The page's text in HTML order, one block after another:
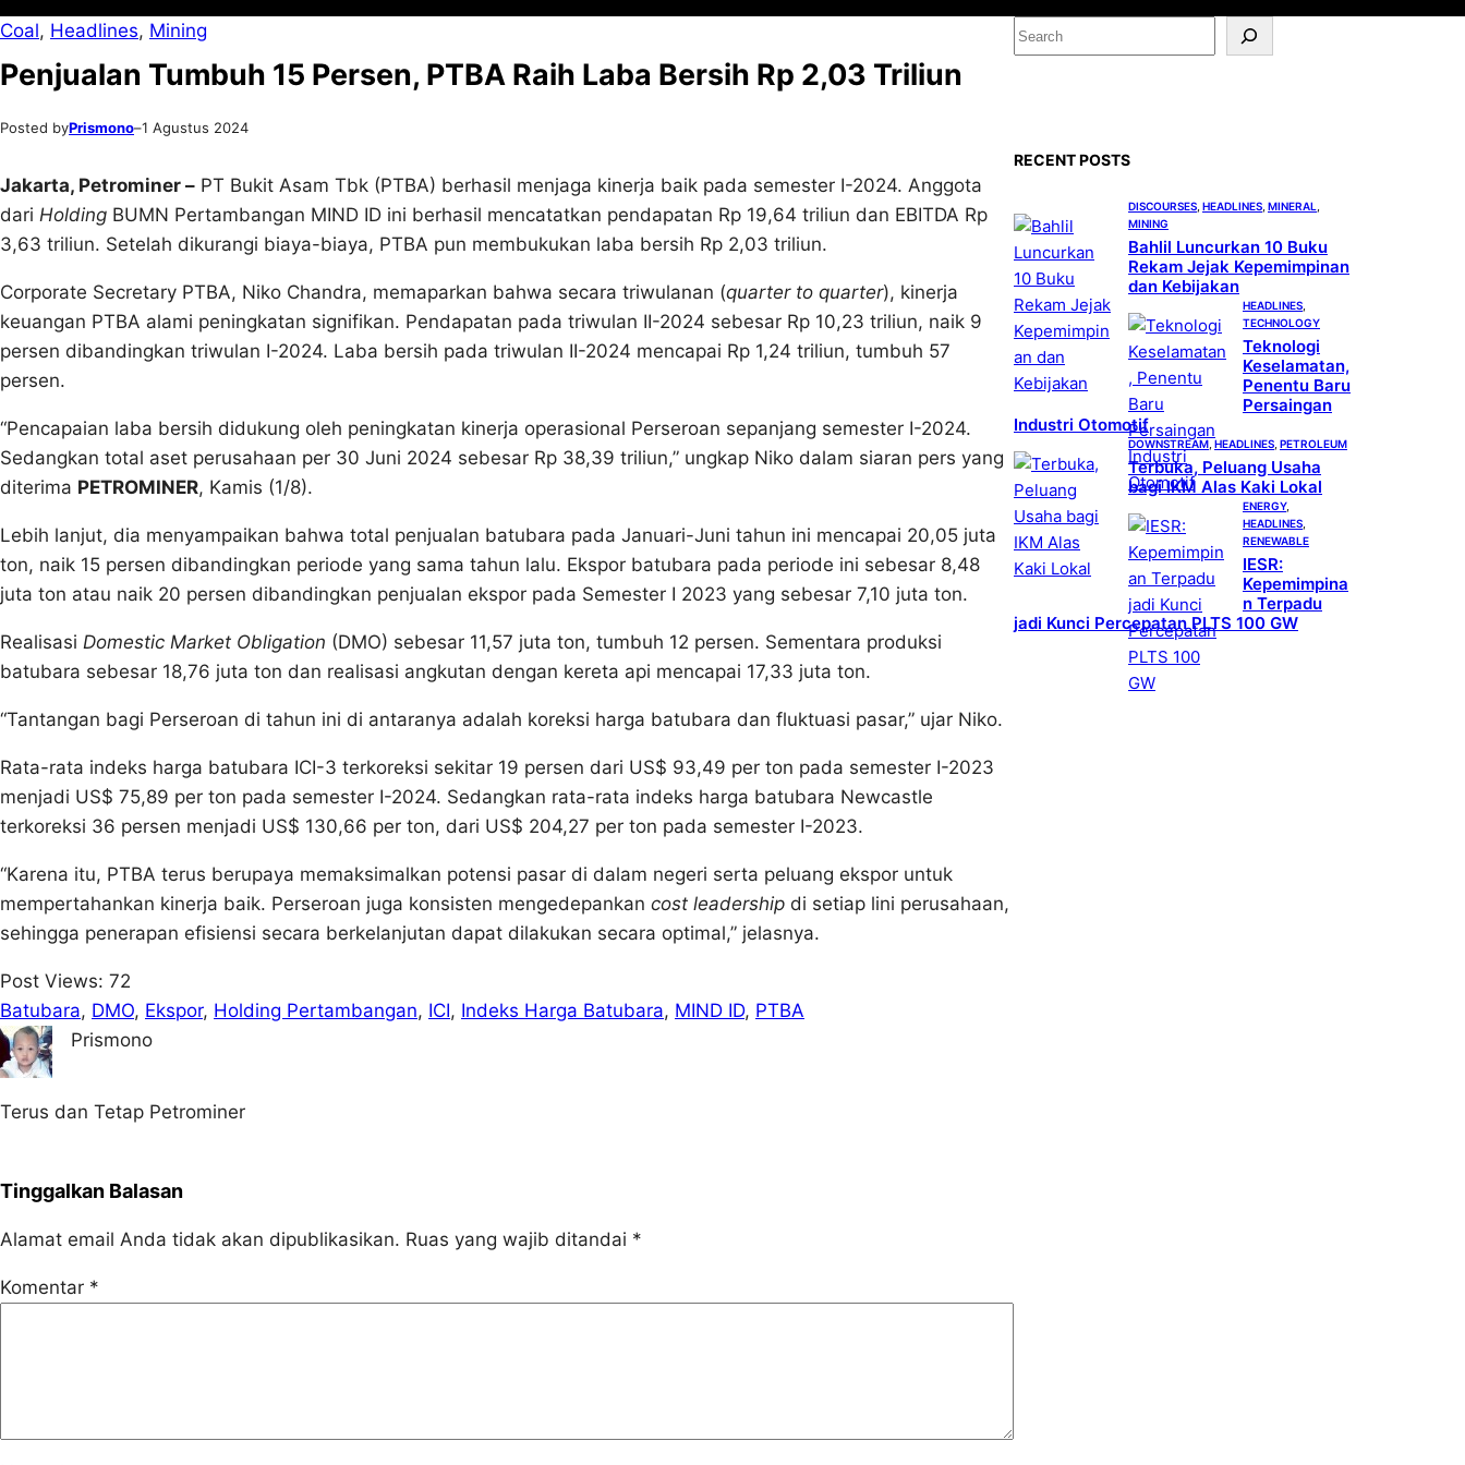
Coal, Headlines, Mining
Penjualan Tumbuh 15 Persen, PTBA Raih Laba Bersih Rp 2,03 Triliun
Posted byPrismono–1 Agustus 2024
Jakarta, Petrominer – PT Bukit Asam Tbk (PTBA) berhasil menjaga kinerja baik pada semester I-2024. Anggota
dari Holding BUMN Pertambangan MIND ID ini berhasil mencatatkan pendapatan Rp 19,64 triliun dan EBITDA Rp
3,63 triliun. Setelah dikurangi biaya-biaya, PTBA pun membukukan laba bersih Rp 2,03 triliun.
Corporate Secretary PTBA, Niko Chandra, memaparkan bahwa secara triwulanan (quarter to quarter), kinerja
keuangan PTBA alami peningkatan signifikan. Pendapatan pada triwulan II-2024 sebesar Rp 10,23 triliun, naik 9
persen dibandingkan triwulan I-2024. Laba bersih pada triwulan II-2024 mencapai Rp 1,24 triliun, tumbuh 57
persen.
“Pencapaian laba bersih didukung oleh peningkatan kinerja operasional Perseroan sepanjang semester I-2024.
Sedangkan total aset perusahaan per 30 Juni 2024 sebesar Rp 38,39 triliun,” ungkap Niko dalam siaran pers yang
diterima PETROMINER, Kamis (1/8).
Lebih lanjut, dia menyampaikan bahwa total penjualan batubara pada Januari-Juni tahun ini mencapai 20,05 juta
ton, naik 15 persen dibandingkan periode yang sama tahun lalu. Ekspor batubara pada periode ini sebesar 8,48
juta ton atau naik 20 persen dibandingkan penjualan ekspor pada Semester I 2023 yang sebesar 7,10 juta ton.
Realisasi Domestic Market Obligation (DMO) sebesar 11,57 juta ton, tumbuh 12 persen. Sementara produksi
batubara sebesar 18,76 juta ton dan realisasi angkutan dengan kereta api mencapai 17,33 juta ton.
“Tantangan bagi Perseroan di tahun ini di antaranya adalah koreksi harga batubara dan fluktuasi pasar,” ujar Niko.
Rata-rata indeks harga batubara ICI-3 terkoreksi sekitar 19 persen dari US$ 93,49 per ton pada semester I-2023
menjadi US$ 75,89 per ton pada semester I-2024. Sedangkan rata-rata indeks harga batubara Newcastle
terkoreksi 36 persen menjadi US$ 130,66 per ton, dari US$ 204,27 per ton pada semester I-2023.
“Karena itu, PTBA terus berupaya memaksimalkan potensi pasar di dalam negeri serta peluang ekspor untuk
mempertahankan kinerja baik. Perseroan juga konsisten mengedepankan cost leadership di setiap lini perusahaan,
sehingga penerapan efisiensi secara berkelanjutan dapat dilakukan secara optimal,” jelasnya.
Post Views: 72
Batubara, DMO, Ekspor, Holding Pertambangan, ICI, Indeks Harga Batubara, MIND ID, PTBA
Prismono
Terus dan Tetap Petrominer
Tinggalkan Balasan
Alamat email Anda tidak akan dipublikasikan. Ruas yang wajib ditandai *
Komentar *
S
e
RECENT POSTS
DISCOURSES HEADLINES MINERAL
MINING
Bahlil Luncurkan 10 Buku
Rekam Jejak Kepemimpinan
dan Kebijakan
HEADLINES
TECHNOLOGY
Teknologi
Keselamatan,
Penentu Baru
Persaingan
Industri Otomotif
DOWNSTREAM HEADLINES PETROLEUM
Terbuka, Peluang Usaha
bagi IKM Alas Kaki Lokal
ENERGY
HEADLINES
RENEWABLE
IESR:
Kepemimpina
n Terpadu
jadi Kunci Percepatan PLTS 100 GW